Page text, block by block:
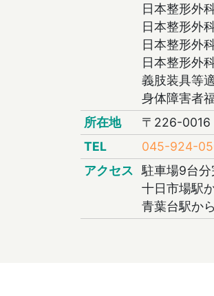
日本整形外
日本整形外
日本整形外
日本整形外
義肢装具等
身体障害者
所在地
〒226-0016
TEL
045-924-
アクセス
駐車場9台分
十日市場駅
青葉台駅か